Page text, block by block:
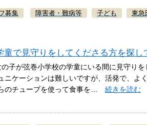
募集 障害者・難病等 子ども 東急
童で見守りをしてくださる方を探し
子が弦巻小学校の学童にいる間に見守り
ケーションは難しいですが、活発で、よ
のチューブを使って食事を… 続きを読む